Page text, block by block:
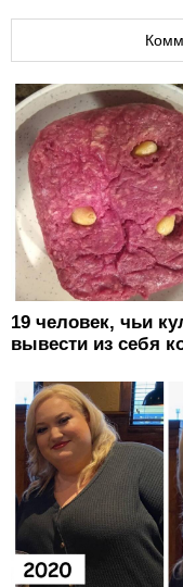
19 человек, чьи
вывести из себя